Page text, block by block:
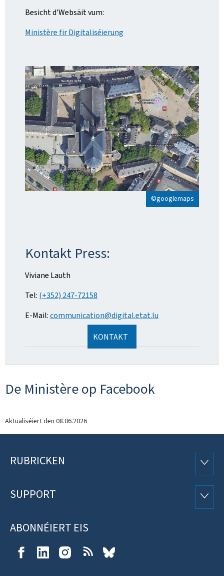
Besicht d'Websäit vum:
Ministère fir Digitaliséierung
©googlemaps
Kontakt Press:
Viviane Lauth
Tel: (+352) 247-72158
E-Mail:communication@digital.etat.lu
KONTAKT
De Ministère op Facebook
Aktualiséiert den 08.06.2026
Fousszeil
RUBRICKEN
SUPPORT
ABONNÉIERT EIS
FacebookLinkedIn InstagramRSS